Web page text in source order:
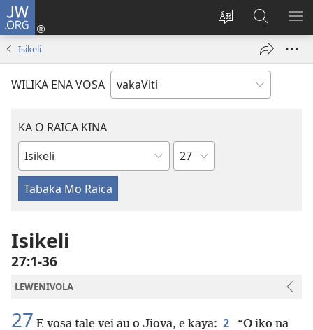
JW.ORG
Veisautaka
Dolava
(opens
Vaqara
ena
JW.ORG
Isikeli
WILIKA ENA VOSA
KA O RAICA KINA
iVola
ena
iVolatabu
Wase
Isikeli
27:1-36
LEWENIVOLA
27 E vosa tale vei au o Jiova, e kaya: 2
“O iko na